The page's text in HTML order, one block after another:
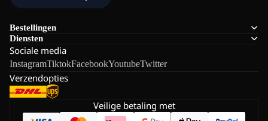
Bestellingen
Diensten
Sociale media
InstagramTiktokFacebookYoutubeTwitter
Verzendopties
Veilige betaling met